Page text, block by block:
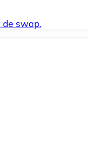
swap.